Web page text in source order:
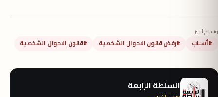
وسوم الخبر
#أسباب #رفض قانون الاحوال الشخصية #قانون الاحوال الشخصية
السلطة الرابعة